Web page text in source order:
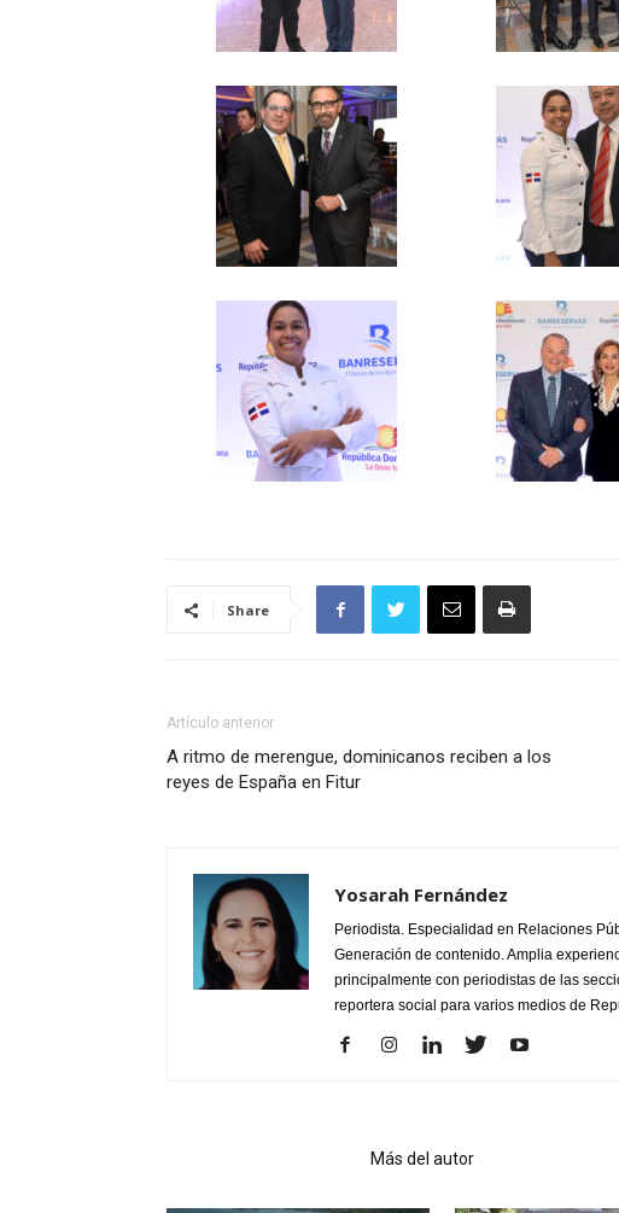
Share
Artículo anterior
A ritmo de merengue, dominicanos reciben a los
reyes de España en Fitur
Yosarah Fernández
Periodista. Especialidad en Relaciones
Generación de contenido. Amplia
principalmente con periodistas de las
reportera social para varios medios de
Más del autor